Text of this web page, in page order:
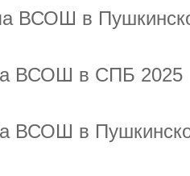
ВСОШ в
ВСОШ в СПБ 2025
ВСОШ в